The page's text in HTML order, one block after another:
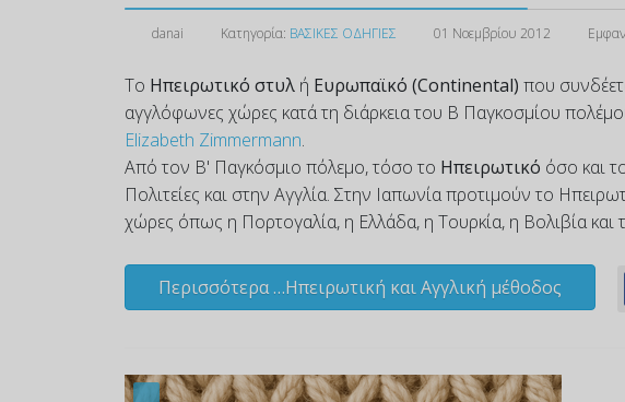
danai Κατηγορία: ΒΑΣΙΚΕΣ ΟΔΗΓΙΕΣ 01 Νοεμβρίου 2012
Το Ηπειρωτικό στυλ ή Ευρωπαϊκό (Continental) που
αγγλόφωνες χώρες κατά τη διάρκεια του Β Παγκοσμίου
Elizabeth Zimmermann.
Από τον Β' Παγκόσμιο πόλεμο, τόσο το Ηπειρωτικό όσο και
Πολιτείες και στην Αγγλία. Στην Ιαπωνία προτιμούν το
χώρες όπως η Πορτογαλία, η Ελλάδα, η Τουρκία, η Βολιβία
Περισσότερα …Ηπειρωτική και Αγγλική μέθοδος